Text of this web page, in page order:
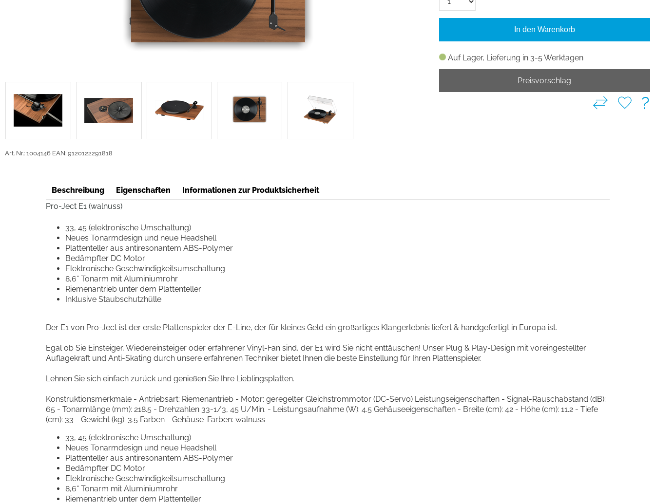
Art. Nr.: 1004146 EAN: 9120122291818
Auf Lager, Lieferung in 3-5 Werktagen
In den Warenkorb
Preisvorschlag
?
Beschreibung Eigenschaften
Informationen zur Produktsicherheit
Pro-Ject E1 (walnuss)
33, 45 (elektronische Umschaltung)
Neues Tonarmdesign und neue Headshell
Plattenteller aus antiresonantem ABS-Polymer
Bedämpfter DC Motor
Elektronische Geschwindigkeitsumschaltung
8,6“ Tonarm mit Aluminiumrohr
Riemenantrieb unter dem Plattenteller
Inklusive Staubschutzhülle
Der E1 von Pro-Ject ist der erste Plattenspieler der E-Line, der für kleines Geld ein großartiges Klangerlebnis liefert & handgefertigt in Europa ist.
Egal ob Sie Einsteiger, Wiedereinsteiger oder erfahrener Vinyl-Fan sind, der E1 wird Sie nicht enttäuschen! Unser Plug & Play-Design mit voreingestellter
Auflagekraft und Anti-Skating durch unsere erfahrenen Techniker bietet Ihnen die beste Einstellung für Ihren Plattenspieler.
Lehnen Sie sich einfach zurück und genießen Sie Ihre Lieblingsplatten.
Konstruktionsmerkmale - Antriebsart: Riemenantrieb - Motor: geregelter Gleichstrommotor (DC-Servo) Leistungseigenschaften - Signal-Rauschabstand (dB):
65 - Tonarmlänge (mm): 218.5 - Drehzahlen 33-1/3, 45 U/Min. - Leistungsaufnahme (W): 4.5 Gehäuseeigenschaften - Breite (cm): 42 - Höhe (cm): 11.2 - Tiefe
(cm): 33 - Gewicht (kg): 3.5 Farben - Gehäuse-Farben: walnuss
33, 45 (elektronische Umschaltung)
Neues Tonarmdesign und neue Headshell
Plattenteller aus antiresonantem ABS-Polymer
Bedämpfter DC Motor
Elektronische Geschwindigkeitsumschaltung
8,6“ Tonarm mit Aluminiumrohr
Riemenantrieb unter dem Plattenteller